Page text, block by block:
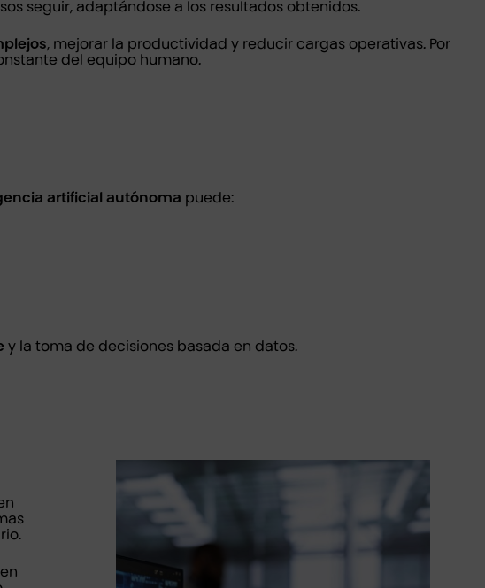
seguir, adaptándose a los resultados obtenidos.
, mejorar la productividad y reducir cargas operativas. Por
del equipo humano.
artificial autónoma puede:
y la toma de decisiones basada en datos.